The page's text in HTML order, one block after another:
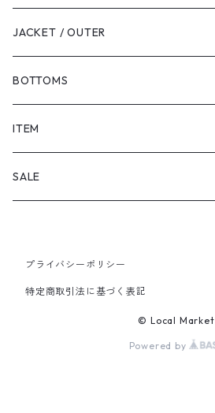
JACKET / OUTER
BOTTOMS
SHORTS
PANTS
ITEM
SALE
PANTS
プライバシーポリシー
特定商取引法に基づく表記
© Local Market
Powered by